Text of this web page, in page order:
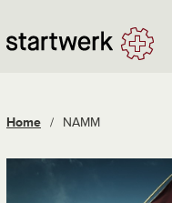
Home / NAMM